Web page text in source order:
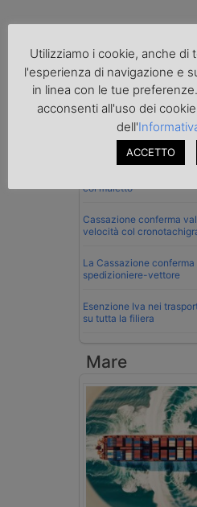
Normativa
La riforma del Codice
col muletto
Cassazione conferma
velocità col
La Cassazione
spedizioniere-vettore
Esenzione Iva nei
su tutta la filiera
Mare
Utilizziamo i cookie, anche di
l'esperienza di navigazione e
in linea con le tue
acconsenti all'uso dei
dell'
ACCETTO